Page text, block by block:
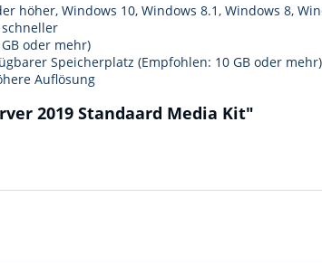
höher, Windows 10, Windows 8.1, Windows 8,
schneller
oder mehr)
Speicherplatz (Empfohlen: 10 GB oder mehr)
Auflösung
2019 Standaard Media Kit"